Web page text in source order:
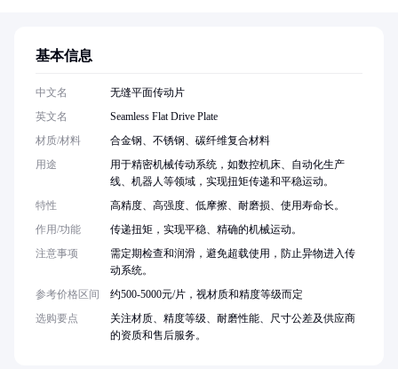
基本信息
中文名
无缝平面传动片
英文名
Seamless Flat Drive Plate
材质/材料
合金钢、不锈钢、碳纤维复合材料
用途
用于精密机械传动系统，如数控机床、自动化生产
线、机器人等领域，实现扭矩传递和平稳运动。
特性
高精度、高强度、低摩擦、耐磨损、使用寿命长。
作用/功能
传递扭矩，实现平稳、精确的机械运动。
注意事项
需定期检查和润滑，避免超载使用，防止异物进入传
动系统。
参考价格区间
约500-5000元/片，视材质和精度等级而定
选购要点
关注材质、精度等级、耐磨性能、尺寸公差及供应商
的资质和售后服务。